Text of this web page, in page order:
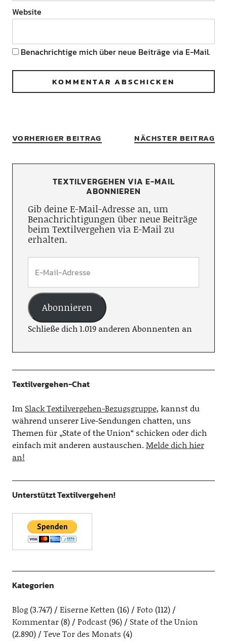
Website
Benachrichtige mich über neue Beiträge via E-Mail.
VORHERIGER BEITRAG NÄCHSTER BEITRAG
TEXTILVERGEHEN VIA E-MAIL
ABONNIEREN
Gib deine E-Mail-Adresse an, um
Benachrichtigungen über neue Beiträge
beim Textilvergehen via E-Mail zu
erhalten.
Abonnieren
Schließe dich 1.019 anderen Abonnenten an
Textilvergehen-Chat
Im Slack Textilvergehen-Bezugsgruppe, kannst du
während unserer Live-Sendungen chatten, uns
Themen für „State of the Union“ schicken oder dich
einfach mit anderen austauschen.Melde dich hier
an!
Unterstützt Textilvergehen!
Kategorien
Blog(3.747) Eiserne Ketten (16) Foto (112)
Kommentar(8) Podcast(96)
State of the Union
(2.890)
Teve Tor des Monats (4)